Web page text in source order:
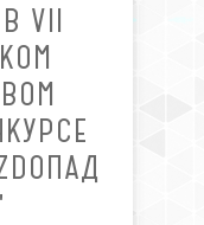
VII